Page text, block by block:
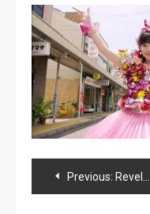
Navegación
Previous: Revelan cubiertas y MV de «Kokoro no Placard» & News 48